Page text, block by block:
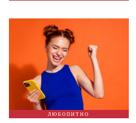
ЛЮБОПИТНО